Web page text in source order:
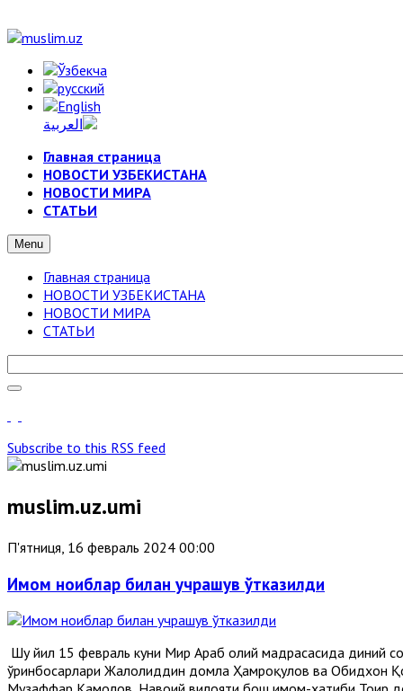
Главная страница
НОВОСТИ УЗБЕКИСТАНА
НОВОСТИ МИРА
СТАТЬИ
Menu
Главная страница
НОВОСТИ УЗБЕКИСТАНА
НОВОСТИ МИРА
СТАТЬИ
Subscribe to this RSS feed
muslim.uz.umi
П'ятниця, 16 февраль 2024 00:00
Имом ноиблар билан учрашув ўтказилди
Шу йил 15 февраль куни Мир Араб олий мадрасасида диний
ўринбосарлари Жалолиддин домла Ҳамроқулов ва Обидхон